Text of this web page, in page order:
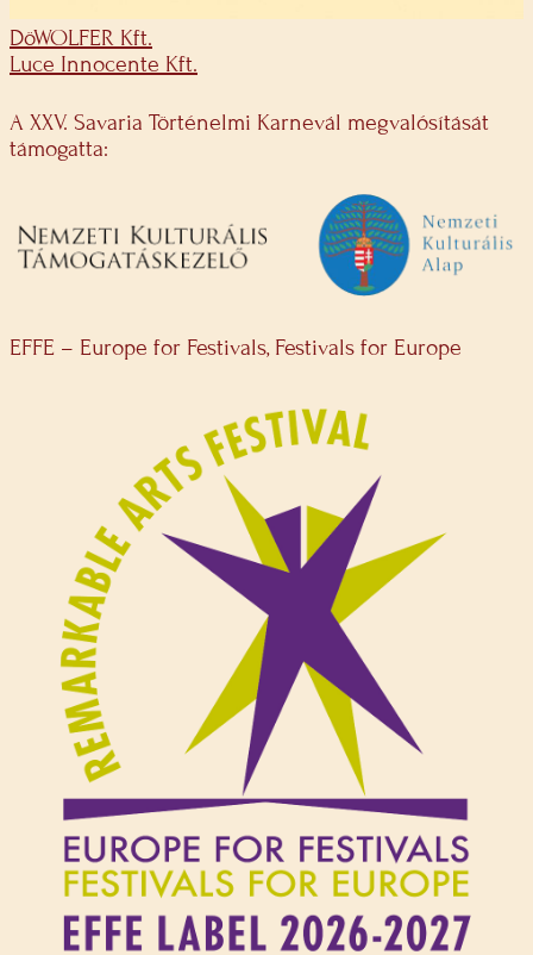
DöWOLFER Kft.
Luce Innocente Kft.
A XXV. Savaria Történelmi Karnevál megvalósítását
támogatta:
EFFE – Europe for Festivals, Festivals for Europe